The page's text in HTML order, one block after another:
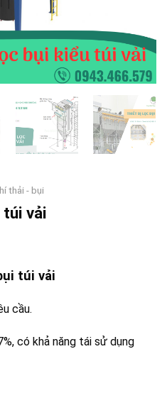
thải - bụi
vải
túi vải
cầu.
có khả năng tái sử dụng